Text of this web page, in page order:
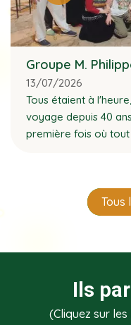
Groupe M.
13/07/2026
Tous étaient à
voyage depuis 40
première fois où
Tous
Ils
(Cliquez sur